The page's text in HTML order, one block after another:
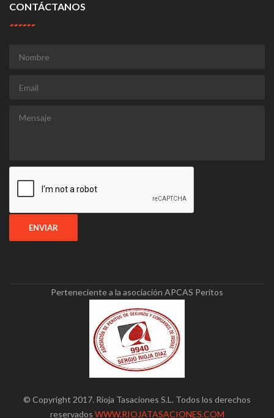
CONTÁCTANOS
Perteneciente a la asociación APCAS Peritos
© Copyright 2017. Rioja Tasaciones S.L. Todos los derechos
reservados WWW.RIOJATASACIONES.COM